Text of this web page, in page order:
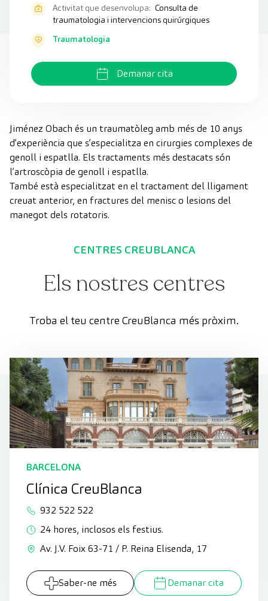
Activitat que desenvolupa: Consulta de
traumatologia i intervencions quirúrgiques
Traumatologia
Demanar cita
Jiménez Obach és un traumatòleg amb més de 10 anys
d’experiència que s’especialitza en cirurgies complexes de
genoll i espatlla. Els tractaments més destacats són
l’artroscòpia de genoll i espatlla.
També està especialitzat en el tractament del lligament
creuat anterior, en fractures del menisc o lesions del
manegot dels rotatoris.
CENTRES CREUBLANCA
Els nostres centres
Troba el teu centre CreuBlanca més pròxim.
BARCELONA
Clínica CreuBlanca
932 522 522
24 hores, inclosos els festius.
Av. J.V. Foix 63-71 / P. Reina Elisenda, 17
Saber-ne més Demanar cita